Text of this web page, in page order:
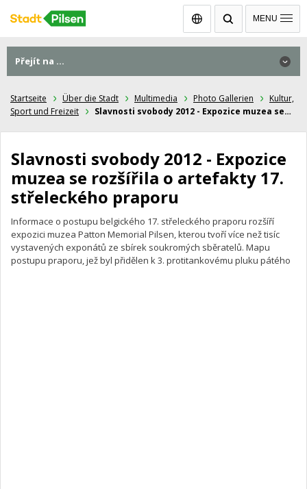
Čeština MENU
Startseite Über die Stadt Multimedia Photo Gallerien
Kultur,
Sport und Freizeit
Slavnosti svobody 2012 - Expozice muzea se…
Slavnosti svobody 2012 - Expozice
muzea se rozšířila o artefakty 17.
střeleckého praporu
Informace o postupu belgického 17. střeleckého praporu rozšíří
expozici muzea Patton Memorial Pilsen, kterou tvoří více než tisíc
vystavených exponátů ze sbírek soukromých sběratelů. Mapu
postupu praporu, jež byl přidělen k 3. protitankovému pluku pátého
Přejít na ...
Přejít na ...